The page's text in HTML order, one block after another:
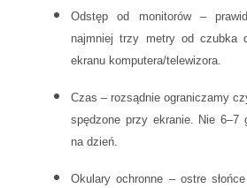
Odstęp od monitorów–
najmniej trzy metry od czubka
ekranu komputera/telewizora.
Czas – rozsądnie ograniczamy
spędzone przy ekranie. Nie 6–7
na dzień.
Okulary ochronne – ostre